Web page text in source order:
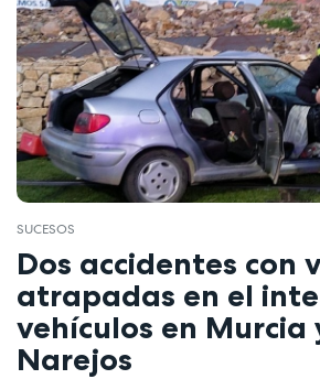
SUCESOS
Dos accidentes con
atrapadas en el
vehículos en Murcia
Narejos